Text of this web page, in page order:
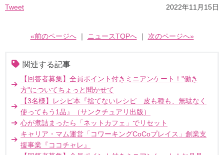
Tweet 2022年11月15日
«前のページへ｜ ニュースTOPへ｜ 次のページへ»
関連する記事
【回答者募集】全員ポイント付きミニアンケート！"働き
方"についてちょっと聞かせて
【3名様】レシピ本『捨てないレシピ 皮も種も、無駄なく
使ってもう1品』（サンクチュアリ出版）
心が煮詰まったら「ネットカフェ」でリセット
キャリア・マム運営「コワーキングCoCoプレイス」創業支
援事業『ココチャレ』